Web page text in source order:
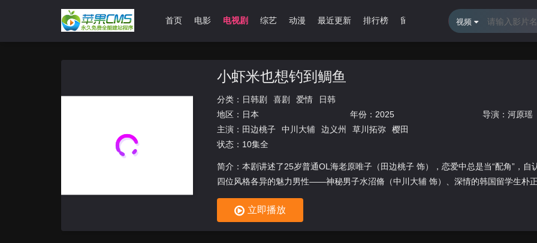
首页 电影 电视剧 综艺 动漫 最近更新 排行榜 留言报错 视频
小虾米也想钓到鲷鱼
分类： 日韩剧 喜剧 爱情
日韩
地区： 日本 年份： 2025 导演：河原瑶
主演： 田边桃子 中川大辅 边义州 草川拓弥
樱田
状态：10集全
简介：本剧讲述了25岁普通OL海老原唯子（田边桃子 饰），恋爱中总是当“配角”，自
四位风格各异的魅力男性——神秘男子水沼脩（中川大辅 饰）、深情的韩国留学生朴正
立即播放